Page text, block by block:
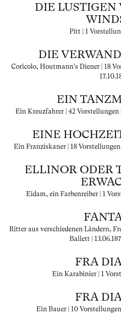
DIE LUSTIGEN
Pitt | 1
DIE
Coricolo, Houtmann's Diener | 18
EIN
Ein Kreuzfahrer | 42 Vorstellungen
EINE
Ein Franziskaner | 18 Vorstellungen
ELLINOR ODER
Eidam, ein Farbenreiber | 1
Ritter aus verschiedenen Ländern,
Ballett |
FRA
Ein Karabinier | 1
FRA
Ein Bauer | 10 Vorstellungen